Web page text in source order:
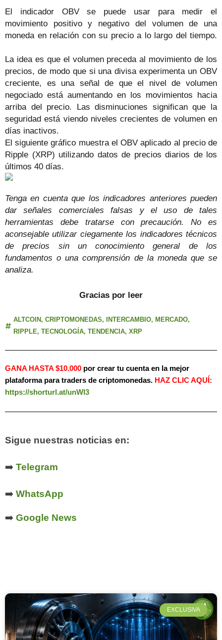
El indicador OBV se puede usar para medir el
movimiento positivo y negativo del volumen de una
moneda en relación con su precio a lo largo del tiempo.
La idea es que el volumen preceda al movimiento de los
precios, de modo que si una divisa experimenta un OBV
creciente, es una señal de que el nivel de volumen
negociado está aumentando en los movimientos hacia
arriba del precio. Las disminuciones significan que la
seguridad está viendo niveles crecientes de volumen en
días inactivos.
El siguiente gráfico muestra el OBV aplicado al precio de
Ripple (XRP) utilizando datos de precios diarios de los
últimos 40 días.
Tenga en cuenta que los indicadores anteriores pueden
dar señales comerciales falsas y el uso de tales
herramientas debe tratarse con precaución. No es
aconsejable utilizar ciegamente los indicadores técnicos
de precios sin un conocimiento general de los
fundamentos o una comprensión de la moneda que se
analiza.
Gracias por leer
ALTCOIN , CRIPTOMONEDAS, INTERCAMBIO, MERCADO,
RIPPLE, TECNOLOGÍA, TENDENCIA, XRP
GANA HASTA $10.000 por crear tu cuenta en la mejor
plataforma para traders de criptomonedas. HAZ CLIC AQUÍ:
https://shorturl.at/unWl3
Sigue nuestras noticias en:
➡️ Telegram
➡️ WhatsApp
➡️ Google News
EXCLUSIVA